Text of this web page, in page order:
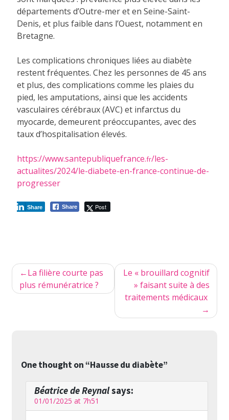
départements d’Outre-mer et en Seine-Saint-
Denis, et plus faible dans l’Ouest, notamment en
Bretagne.
Les complications chroniques liées au diabète
restent fréquentes. Chez les personnes de 45 ans
et plus, des complications comme les plaies du
pied, les amputations, ainsi que les accidents
vasculaires cérébraux (AVC) et infarctus du
myocarde, demeurent préoccupantes, avec des
taux d’hospitalisation élevés.
https://www.santepubliquefrance.fr/les-
actualites/2024/le-diabete-en-france-continue-de-
progresser
Share Post
Share
Navigation
de
La filière courte pas
plus rémunératrice ?
Le « brouillard cognitif
» faisant suite à des
traitements médicaux
One thought on “Hausse du diabète”
Béatrice de Reynalsays:
01/01/2025 at 7h51